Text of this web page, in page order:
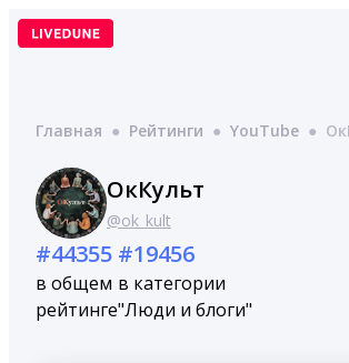
Перейти
Главная ● Рейтинги ● YouTube ●
ОкКульт
@ok_kult
#44355
в общем
рейтинге
#19456
в категории
"Люди и блоги"